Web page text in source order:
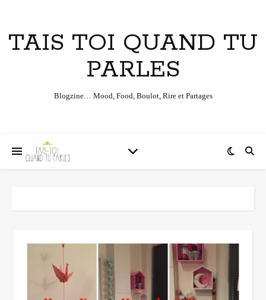
TAIS TOI QUAND TU
PARLES
Blogzine… Mood, Food, Boulot, Rire et Partages